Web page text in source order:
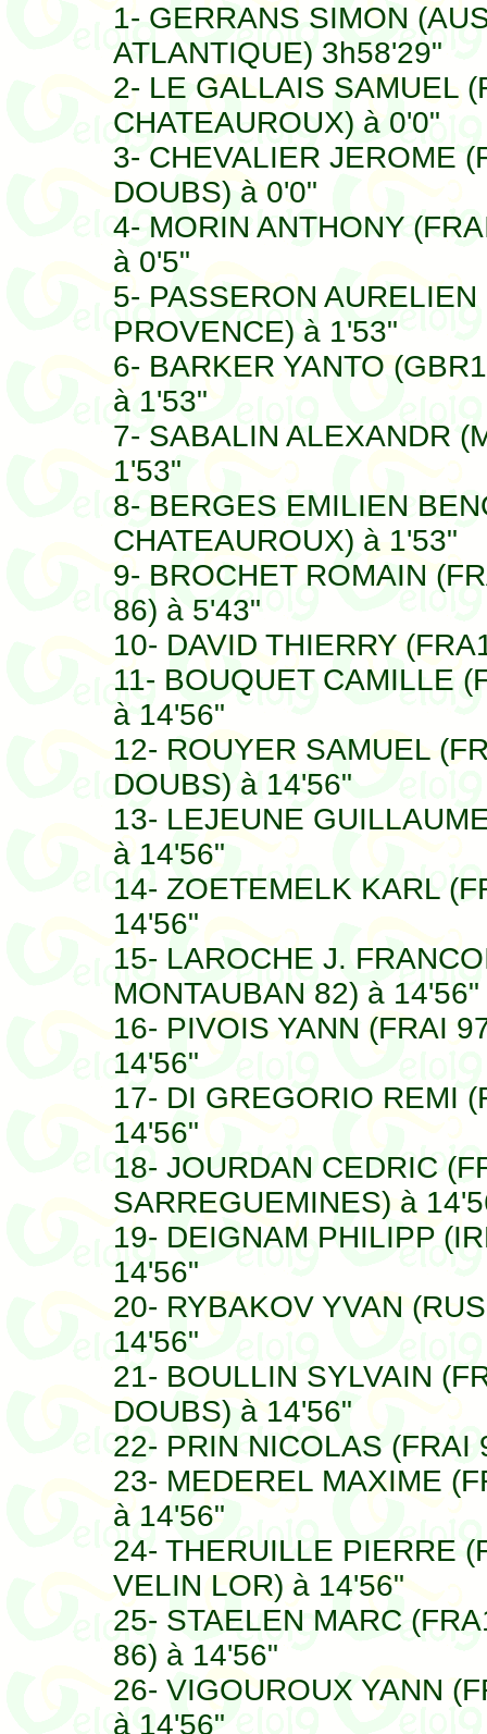
1- GERRANS SIMON
ATLANTIQUE) 3h58'29"
2- LE GALLAIS SAMUEL
CHATEAUROUX) à 0'0"
3- CHEVALIER JEROME
DOUBS) à 0'0"
4- MORIN ANTHONY
à 0'5"
5- PASSERON
PROVENCE) à 1'53"
6- BARKER YANTO
à 1'53"
7- SABALIN ALEXANDR
1'53"
8- BERGES EMILIEN
CHATEAUROUX) à 1'53"
9- BROCHET ROMAIN
86) à 5'43"
10- DAVID THIERRY
11- BOUQUET CAMILLE
à 14'56"
12- ROUYER SAMUEL
DOUBS) à 14'56"
13- LEJEUNE
à 14'56"
14- ZOETEMELK KARL
14'56"
15- LAROCHE J.
MONTAUBAN 82) à 14'56"
16- PIVOIS YANN (FRAI
14'56"
17- DI GREGORIO REMI
14'56"
18- JOURDAN CEDRIC
SARREGUEMINES) à
19- DEIGNAM PHILIPP
14'56"
20- RYBAKOV YVAN
14'56"
21- BOULLIN SYLVAIN
DOUBS) à 14'56"
22- PRIN NICOLAS (FRAI
23- MEDEREL MAXIME
à 14'56"
24- THERUILLE PIERRE
VELIN LOR) à 14'56"
25- STAELEN MARC
86) à 14'56"
26- VIGOUROUX YANN
à 14'56"